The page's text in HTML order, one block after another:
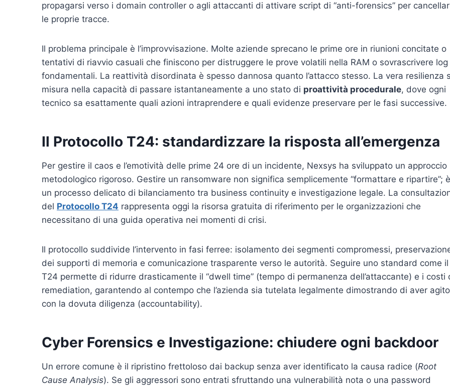
propagarsi verso i domain controller o agli attaccanti di attivare script di “anti-forensics” per
le proprie tracce.
Il problema principale è l’improvvisazione. Molte aziende sprecano le prime ore in riunioni concitate o
tentativi di riavvio casuali che finiscono per distruggere le prove volatili nella RAM o sovrascrivere log
fondamentali. La reattività disordinata è spesso dannosa quanto l’attacco stesso. La vera resilienza
misura nella capacità di passare istantaneamente a uno stato di proattività procedurale, dove ogni
tecnico sa esattamente quali azioni intraprendere e quali evidenze preservare per le fasi successive.
Il Protocollo T24: standardizzare la risposta all’emergenza
Per gestire il caos e l’emotività delle prime 24 ore di un incidente, Nexsys ha sviluppato un approccio
metodologico rigoroso. Gestire un ransomware non significa semplicemente “formattare e ripartire”; è
un processo delicato di bilanciamento tra business continuity e investigazione legale. La
del Protocollo T24 rappresenta oggi la risorsa gratuita di riferimento per le organizzazioni che
necessitano di una guida operativa nei momenti di crisi.
Il protocollo suddivide l’intervento in fasi ferree: isolamento dei segmenti compromessi,
dei supporti di memoria e comunicazione trasparente verso le autorità. Seguire uno standard come il
T24 permette di ridurre drasticamente il “dwell time” (tempo di permanenza dell’attaccante) e i costi
remediation, garantendo al contempo che l’azienda sia tutelata legalmente dimostrando di aver agito
con la dovuta diligenza (accountability).
Cyber Forensics e Investigazione: chiudere ogni backdoor
Un errore comune è il ripristino frettoloso dai backup senza aver identificato la causa radice (Root
Cause Analysis). Se gli aggressori sono entrati sfruttando una vulnerabilità nota o una password